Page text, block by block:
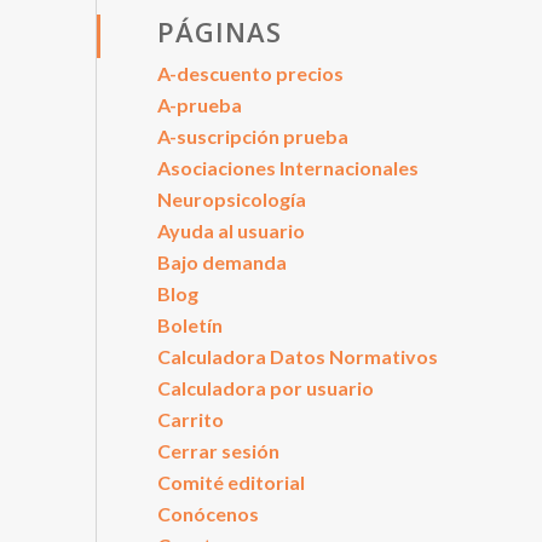
PÁGINAS
A-descuento precios
A-prueba
A-suscripción prueba
Asociaciones Internacionales
Neuropsicología
Ayuda al usuario
Bajo demanda
Blog
Boletín
Calculadora Datos Normativos
Calculadora por usuario
Carrito
Cerrar sesión
Comité editorial
Conócenos